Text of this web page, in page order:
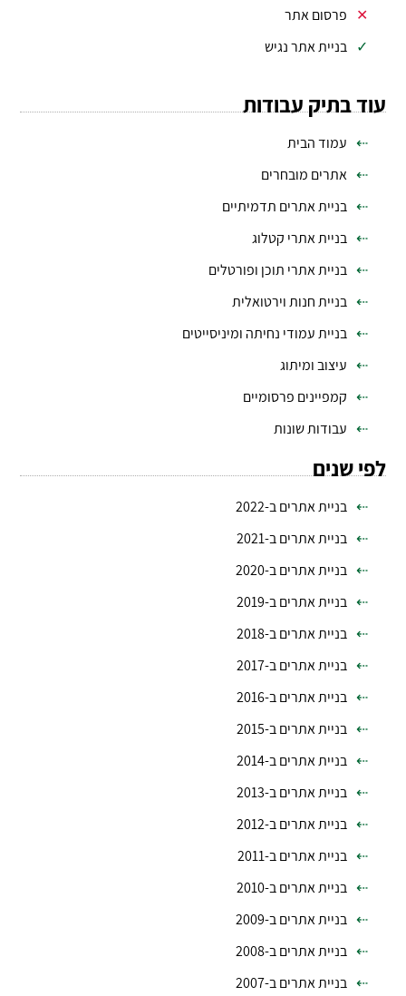
פרסום אתר
בניית אתר נגיש
עוד בתיק עבודות
עמוד הבית
אתרים מובחרים
בניית אתרים תדמיתיים
בניית אתרי קטלוג
בניית אתרי תוכן ופורטלים
בניית חנות וירטואלית
בניית עמודי נחיתה ומיניסייטים
עיצוב ומיתוג
קמפיינים פרסומיים
עבודות שונות
לפי שנים
בניית אתרים ב-2022
בניית אתרים ב-2021
בניית אתרים ב-2020
בניית אתרים ב-2019
בניית אתרים ב-2018
בניית אתרים ב-2017
בניית אתרים ב-2016
בניית אתרים ב-2015
בניית אתרים ב-2014
בניית אתרים ב-2013
בניית אתרים ב-2012
בניית אתרים ב-2011
בניית אתרים ב-2010
בניית אתרים ב-2009
בניית אתרים ב-2008
בניית אתרים ב-2007